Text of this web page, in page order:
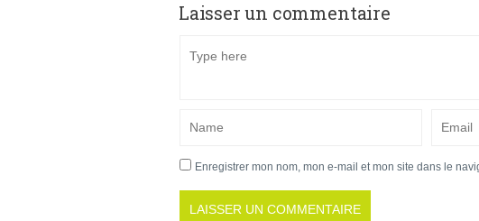
Laisser un commentaire
Enregistrer mon nom, mon e-mail et mon site dans le